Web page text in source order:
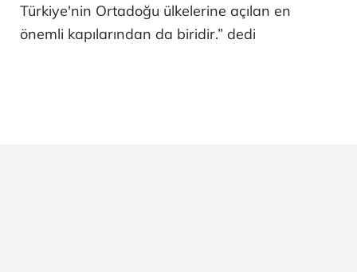
Türkiye'nin Ortadoğu ülkelerine açılan en
önemli kapılarından da biridir.” dedi